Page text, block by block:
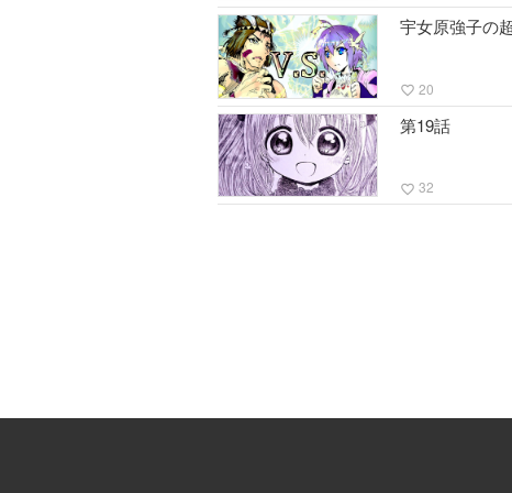
宇女原強子の
favorite_border 20
第19話
favorite_border 32